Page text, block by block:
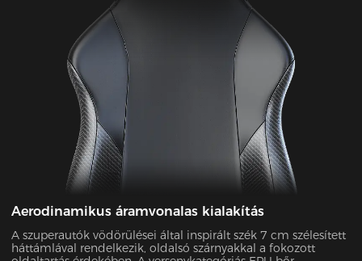
Aerodinamikus áramvonalas kialakítás
A szuperautók vödörülései által inspirált szék 7 cm szélesített
háttámlával rendelkezik, oldalsó szárnyakkal a fokozott